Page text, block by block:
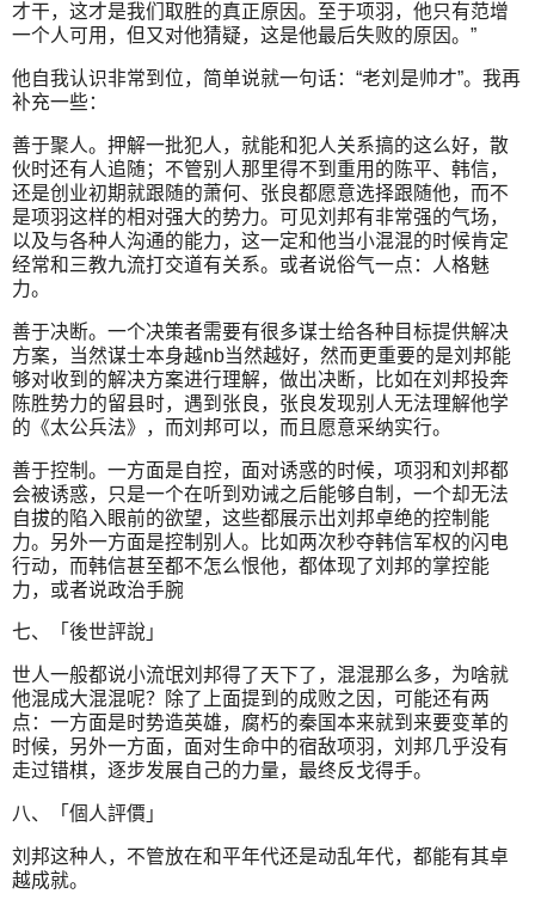
才干，这才是我们取胜的真正原因。至于项羽，他只有范增
一个人可用，但又对他猜疑，这是他最后失败的原因。”
他自我认识非常到位，简单说就一句话：“老刘是帅才”。我再
补充一些：
善于聚人。押解一批犯人，就能和犯人关系搞的这么好，散
伙时还有人追随；不管别人那里得不到重用的陈平、韩信，
还是创业初期就跟随的萧何、张良都愿意选择跟随他，而不
是项羽这样的相对强大的势力。可见刘邦有非常强的气场，
以及与各种人沟通的能力，这一定和他当小混混的时候肯定
经常和三教九流打交道有关系。或者说俗气一点：人格魅
力。
善于决断。一个决策者需要有很多谋士给各种目标提供解决
方案，当然谋士本身越nb当然越好，然而更重要的是刘邦能
够对收到的解决方案进行理解，做出决断，比如在刘邦投奔
陈胜势力的留县时，遇到张良，张良发现别人无法理解他学
的《太公兵法》，而刘邦可以，而且愿意采纳实行。
善于控制。一方面是自控，面对诱惑的时候，项羽和刘邦都
会被诱惑，只是一个在听到劝诫之后能够自制，一个却无法
自拔的陷入眼前的欲望，这些都展示出刘邦卓绝的控制能
力。另外一方面是控制别人。比如两次秒夺韩信军权的闪电
行动，而韩信甚至都不怎么恨他，都体现了刘邦的掌控能
力，或者说政治手腕
七、「後世評說」
世人一般都说小流氓刘邦得了天下了，混混那么多，为啥就
他混成大混混呢？除了上面提到的成败之因，可能还有两
点：一方面是时势造英雄，腐朽的秦国本来就到来要变革的
时候，另外一方面，面对生命中的宿敌项羽，刘邦几乎没有
走过错棋，逐步发展自己的力量，最终反戈得手。
八、「個人評價」
刘邦这种人，不管放在和平年代还是动乱年代，都能有其卓
越成就。